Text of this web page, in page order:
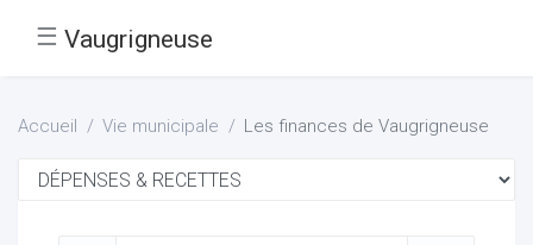
☰ Vaugrigneuse
Accueil Vie municipale Les finances de Vaugrigneuse